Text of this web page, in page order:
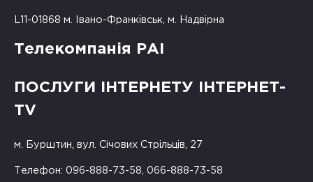
L11-01868 м. Івано-Франківськ, м. Надвірна
Телекомпанія РАІ
ПОСЛУГИ ІНТЕРНЕТУ ІНТЕРНЕТ-
TV
м. Бурштин, вул. Січових Стрільців, 27
Телефон: 096-888-73-58, 066-888-73-58